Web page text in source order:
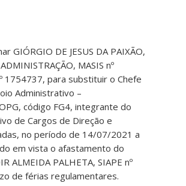
GIÓRGIO DE JESUS DA PAIXÃO,
MASIS nº
1754737, para substituir o Chefe
Administrativo –
código FG4, integrante do
de Cargos de Direção e
no período de 14/07/2021 a
em vista o afastamento do
ALMEIDA PALHETA, SIAPE nº
de férias regulamentares.